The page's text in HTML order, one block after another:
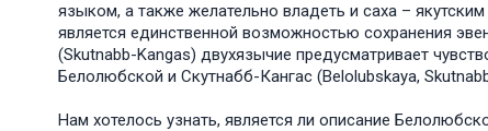
языком, а также желательно владеть и саха –
является единственной возможностью сохранения
(Skutnabb-Kangas) двухязычие предусматривает
Белолюбской и Скутнабб-Кангас (Belolubskaya,
Нам хотелось узнать, является ли описание